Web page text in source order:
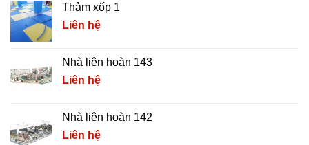
Thảm xốp 1
Liên hệ
Nhà liên hoàn 143
Liên hệ
Nhà liên hoàn 142
Liên hệ